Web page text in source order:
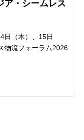
ア・シームレス
日（木）、15日
物流フォーラム2026